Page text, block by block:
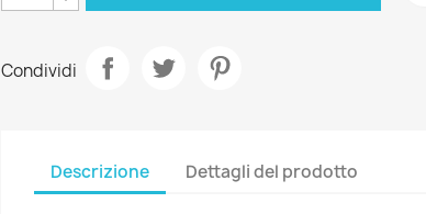
Condividi
Descrizione Dettagli del prodotto